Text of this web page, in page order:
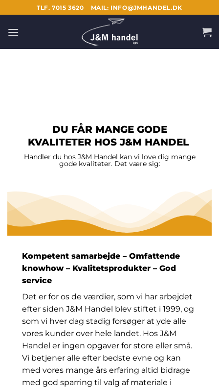
til
indhold
TLF. 7015 3620 MAIL: INFO@JMHANDEL.DK
DU FÅR MANGE GODE
KVALITETER HOS J&M HANDEL
Handler du hos J&M Handel kan vi love dig mange
gode kvaliteter. Det være sig:
Kompetent samarbejde – Omfattende
knowhow – Kvalitetsprodukter – God
service
Det er for os de værdier, som vi har arbejdet
efter siden J&M Handel blev stiftet i 1999, og
som vi hver dag stadig forsøger at yde alle
vores kunder over hele landet. Hos J&M
Handel er ingen opgaver for store eller små.
Vi betjener alle efter bedste evne og kan
med vores mange års erfaring altid bidrage
med god sparring til valg af materiale i